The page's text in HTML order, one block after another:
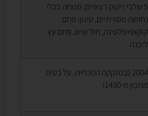
5 שלבי זיקוק רצופים, מנוחה בכלי
נחושת מסורתיים, סינון: פחם
קוקוס+פלטינה, חול שיש, פחם עץ
ליבנה
2004 (במזקקה הנוכחית, על בסיס
מתכון מ-1430)